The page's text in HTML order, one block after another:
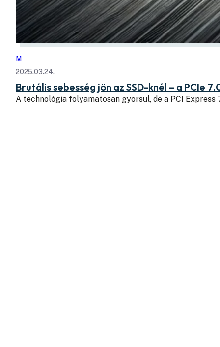
M
2025.03.24.
Brutális sebesség jön az SSD-knél – a PCIe
A technológia folyamatosan gyorsul, de a PCI Express